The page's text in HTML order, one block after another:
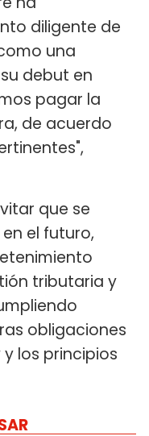
diligente de
una
debut en
pagar la
de acuerdo
que se
el futuro,
tributaria y
obligaciones
los principios